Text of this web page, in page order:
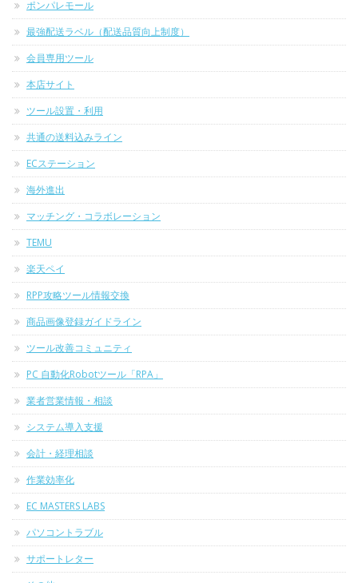
ポンパレモール
最強配送ラベル（配送品質向上制度）
会員専用ツール
本店サイト
ツール設置・利用
共通の送料込みライン
ECステーション
海外進出
マッチング・コラボレーション
TEMU
楽天ペイ
RPP攻略ツール情報交換
商品画像登録ガイドライン
ツール改善コミュニティ
PC 自動化Robotツール「RPA」
業者営業情報・相談
システム導入支援
会計・経理相談
作業効率化
EC MASTERS LABS
パソコントラブル
サポートレター